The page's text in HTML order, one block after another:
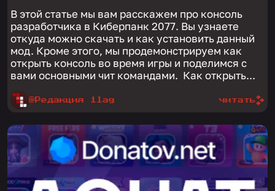
В этой статье мы вам расскажем про консоль
разработчика в Киберпанк 2077. Вы узнаете
откуда можно скачать и как установить данный
мод. Кроме этого, мы продемонстрируем как
открыть консоль во время игры и поделимся с
вами основными чит командами. Как открыть...
@Редакция 1lag читать